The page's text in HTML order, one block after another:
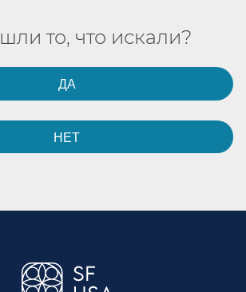
то, что искали?​​
ДА​​
НЕТ​​